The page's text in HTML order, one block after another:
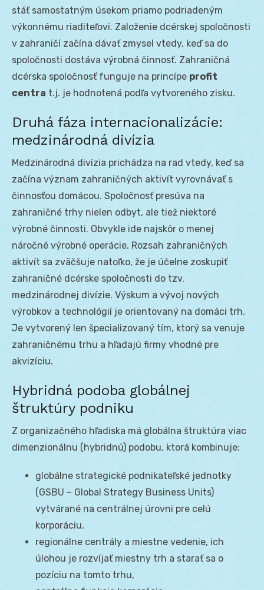
stáť samostatným úsekom priamo podriadeným
výkonnému riaditeľovi. Založenie dcérskej spoločnosti
v zahraničí začína dávať zmysel vtedy, keď sa do
spoločnosti dostáva výrobná činnosť. Zahraničná
dcérska spoločnosť funguje na princípe profit
centra t.j. je hodnotená podľa vytvoreného zisku.
Druhá fáza internacionalizácie:
medzinárodná divízia
Medzinárodná divízia prichádza na rad vtedy, keď sa
začína význam zahraničných aktivít vyrovnávať s
činnosťou domácou. Spoločnosť presúva na
zahraničné trhy nielen odbyt, ale tiež niektoré
výrobné činnosti. Obvykle ide najskôr o menej
náročné výrobné operácie. Rozsah zahraničných
aktivít sa zväčšuje natoľko, že je účelne zoskupiť
zahraničné dcérske spoločnosti do tzv.
medzinárodnej divízie. Výskum a vývoj nových
výrobkov a technológií je orientovaný na domáci trh.
Je vytvorený len špecializovaný tím, ktorý sa venuje
zahraničnému trhu a hľadajú firmy vhodné pre
akvizíciu.
Hybridná podoba globálnej
štruktúry podniku
Z organizačného hľadiska má globálna štruktúra viac
dimenzionálnu (hybridnú) podobu, ktorá kombinuje:
globálne strategické podnikateľské jednotky
(GSBU – Global Strategy Business Units)
vytvárané na centrálnej úrovni pre celú
korporáciu,
regionálne centrály a miestne vedenie, ich
úlohou je rozvíjať miestny trh a starať sa o
pozíciu na tomto trhu,